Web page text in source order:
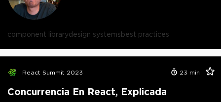
component librarydesign systemsbest practices
React Summit 2023 23 min
Concurrencia En React, Explicada